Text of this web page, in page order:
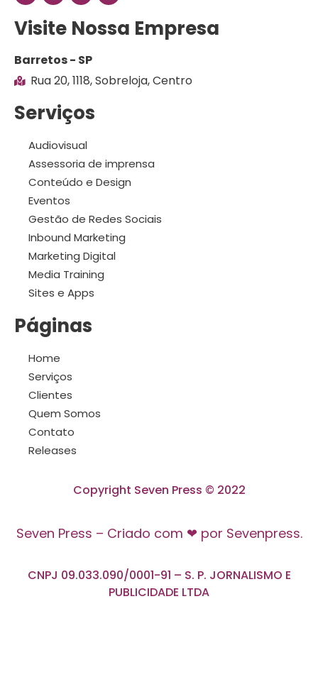
Visite Nossa Empresa
Barretos - SP
Rua 20, 1118, Sobreloja, Centro
Serviços
Audiovisual
Assessoria de imprensa
Conteúdo e Design
Eventos
Gestão de Redes Sociais
Inbound Marketing
Marketing Digital
Media Training
Sites e Apps
Páginas
Home
Serviços
Clientes
Quem Somos
Contato
Releases
Copyright Seven Press © 2022
Seven Press – Criado com ❤ por Sevenpress.
CNPJ 09.033.090/0001-91 – S. P. JORNALISMO E
PUBLICIDADE LTDA